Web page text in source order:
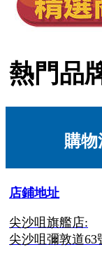
熱門品
購物
店鋪地址
尖沙咀旗艦店:
尖沙咀彌敦道63